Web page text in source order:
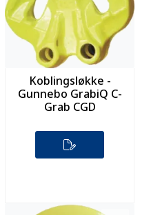
Koblingsløkke -
Gunnebo GrabiQ C-
Grab CGD